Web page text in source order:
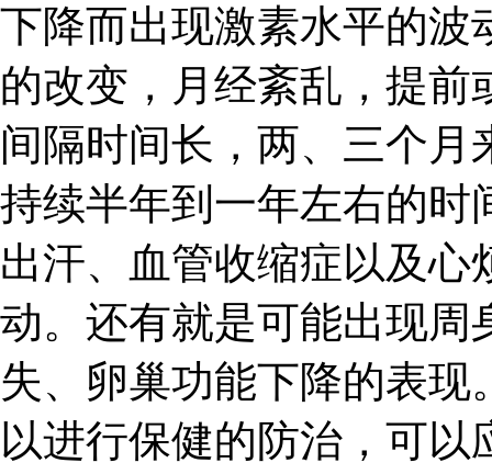
下降而出现激素水平的波
的改变，月经紊乱，提
间隔时间长，两、三个
持续半年到一年左右的时
出汗、血管收缩症以及
动。还有就是可能出现周
失、卵巢功能下降的表
以进行保健的防治，可